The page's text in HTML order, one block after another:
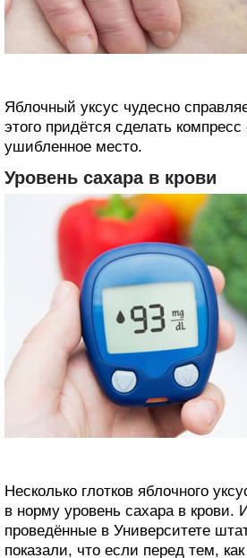
Яблочный уксус чудесно
этого придётся сделать
ушибленное место.
Уровень сахара в крови
Несколько глотков яблочного
в норму уровень сахара в крови.
проведённые в Университете
показали, что если перед тем,